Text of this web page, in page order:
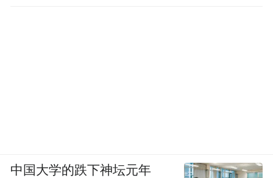
中国大学的跌下神坛元年